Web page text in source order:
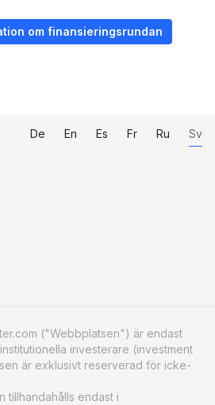
om finansieringsrundan
De En Es Fr Ru Sv
("Webbplatsen") är endast
investerare (investment
är exklusivt reserverad för icke-
tillhandahålls endast i